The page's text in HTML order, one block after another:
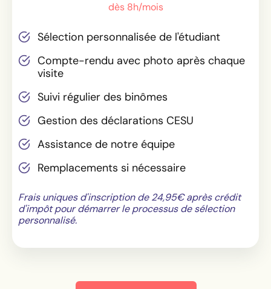
dès 8h/mois
Sélection personnalisée de l'étudiant
Compte-rendu avec photo après chaque
visite
Suivi régulier des binômes
Gestion des déclarations CESU
Assistance de notre équipe
Remplacements si nécessaire
Frais uniques d'inscription de 24,95€ après crédit
d'impôt pour démarrer le processus de sélection
personnalisé.